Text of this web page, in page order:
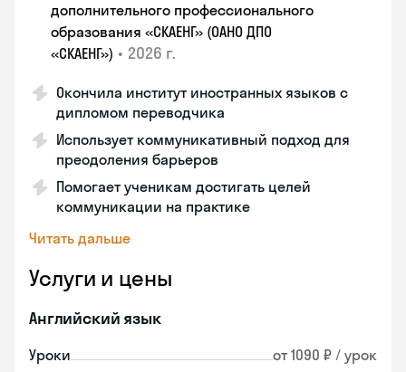
дополнительного профессионального
образования «СКАЕНГ» (ОАНО ДПО
«СКАЕНГ») • 2026 г.
Окончила институт иностранных языков с
дипломом переводчика
Использует коммуникативный подход для
преодоления барьеров
Помогает ученикам достигать целей
коммуникации на практике
Читать дальше
Услуги и цены
Английский язык
Уроки от 1090 ₽ / урок